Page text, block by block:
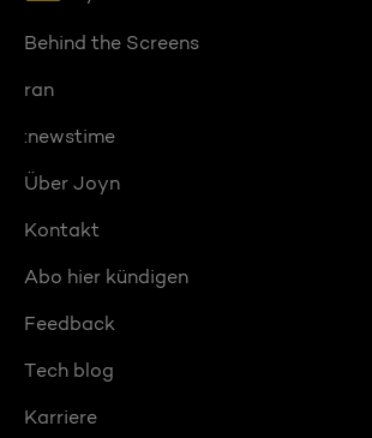
Behind the Screens
ran
:newstime
Über Joyn
Kontakt
Abo hier kündigen
Feedback
Tech blog
Karriere